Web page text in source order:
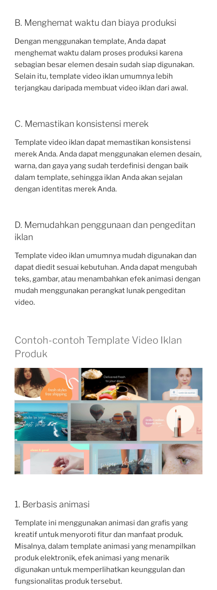
B. Menghemat waktu dan biaya produksi
Dengan menggunakan template, Anda dapat
menghemat waktu dalam proses produksi karena
sebagian besar elemen desain sudah siap digunakan.
Selain itu, template video iklan umumnya lebih
terjangkau daripada membuat video iklan dari awal.
C. Memastikan konsistensi merek
Template video iklan dapat memastikan konsistensi
merek Anda. Anda dapat menggunakan elemen desain,
warna, dan gaya yang sudah terdefinisi dengan baik
dalam template, sehingga iklan Anda akan sejalan
dengan identitas merek Anda.
D. Memudahkan penggunaan dan pengeditan
iklan
Template video iklan umumnya mudah digunakan dan
dapat diedit sesuai kebutuhan. Anda dapat mengubah
teks, gambar, atau menambahkan efek animasi dengan
mudah menggunakan perangkat lunak pengeditan
video.
Contoh-contoh Template Video Iklan
Produk
1. Berbasis animasi
Template ini menggunakan animasi dan grafis yang
kreatif untuk menyoroti fitur dan manfaat produk.
Misalnya, dalam template animasi yang menampilkan
produk elektronik, efek animasi yang menarik
digunakan untuk memperlihatkan keunggulan dan
fungsionalitas produk tersebut.